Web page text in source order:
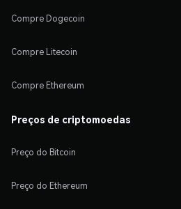
Compre Dogecoin
Compre Litecoin
Compre Ethereum
Preços de criptomoedas
Preço do Bitcoin
Preço do Ethereum